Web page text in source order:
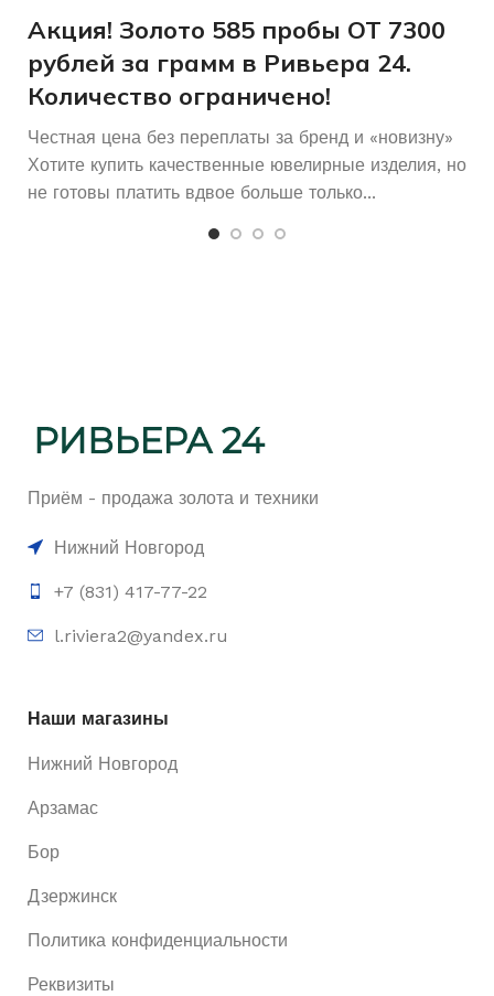
Акция! Золото 585 пробы ОТ 7300
рублей за грамм в Ривьера 24.
Количество ограничено!
Честная цена без переплаты за бренд и «новизну»
Хотите купить качественные ювелирные изделия, но
не готовы платить вдвое больше только...
Приём - продажа золота и техники
Нижний Новгород
+7 (831) 417-77-22
l.riviera2@yandex.ru
Наши магазины
Нижний Новгород
Арзамас
Бор
Дзержинск
Политика конфиденциальности
Реквизиты